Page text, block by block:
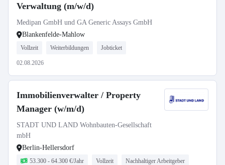
Verwaltung (m/w/d)
Medipan GmbH und GA Generic Assays GmbH
Blankenfelde-Mahlow
Vollzeit Weiterbildungen Jobticket
02.08.2026
Immobilienverwalter / Property
Manager (w/m/d)
STADT UND LAND Wohnbauten-Gesellschaft
mbH
Berlin-Hellersdorf
53.300 - 64.300 €/Jahr Vollzeit Nachhaltiger Arbeitgeber